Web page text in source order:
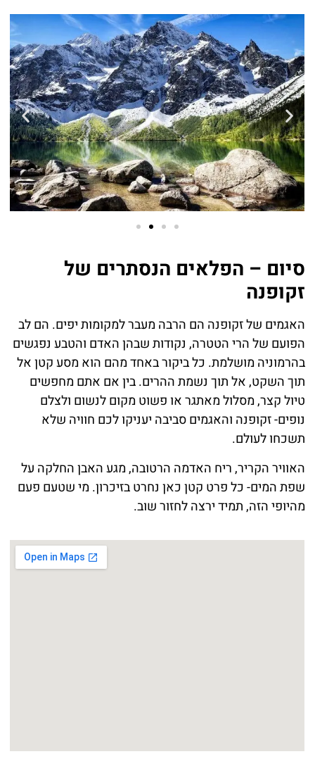
סיום – הפלאים הנסתרים של
זקופנה
האגמים של זקופנה הם הרבה מעבר למקומות יפים. הם לב
הפועם של הרי הטטרה, נקודות שבהן האדם והטבע נפגשים
בהרמוניה מושלמת. כל ביקור באחד מהם הוא מסע קטן אל
תוך השקט, אל תוך נשמת ההרים. בין אם אתם מחפשים
טיול קצר, מסלול מאתגר או פשוט מקום לנשום ולצלם
נופים- זקופנה והאגמים סביבה יעניקו לכם חוויה שלא
תשכחו לעולם.
האוויר הקריר, ריח האדמה הרטובה, מגע האבן החלקה על
שפת המים- כל פרט קטן כאן נחרט בזיכרון. מי שטעם פעם
מהיופי הזה, תמיד ירצה לחזור שוב.